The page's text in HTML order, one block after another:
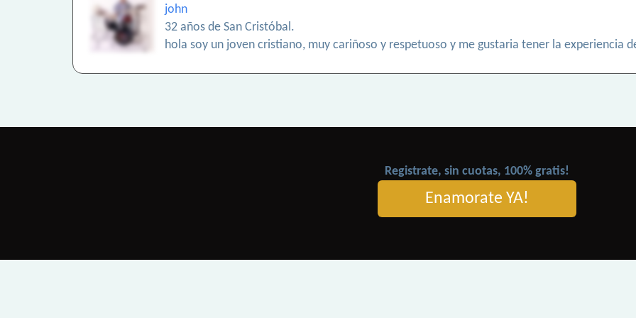
john
32 años de San Cristóbal.
hola soy un joven cristiano, muy cariñoso y respetuoso y me gustaria tener la experiencia
Registrate, sin cuotas, 100% gratis!
Enamorate YA!